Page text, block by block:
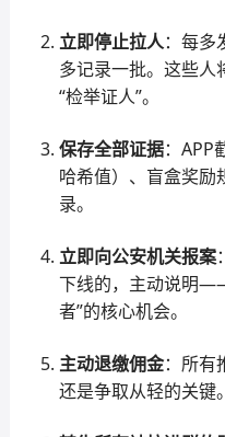
立即停止拉人：每多
多记录一批。这些人
“检举证人”。
保存全部证据：APP
哈希值）、盲盒奖励
录。
立即向公安机关报案
下线的，主动说明
者”的核心机会。
主动退缴佣金：所有
还是争取从轻的关键。